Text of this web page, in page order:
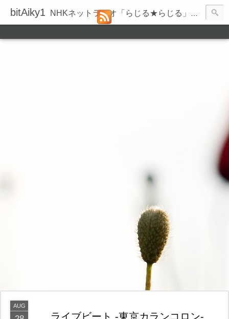
bitAiky1 NHKネットラジオ「らじる★らじる」の録音履歴
AUG
ライブビート -東京カランコロン-